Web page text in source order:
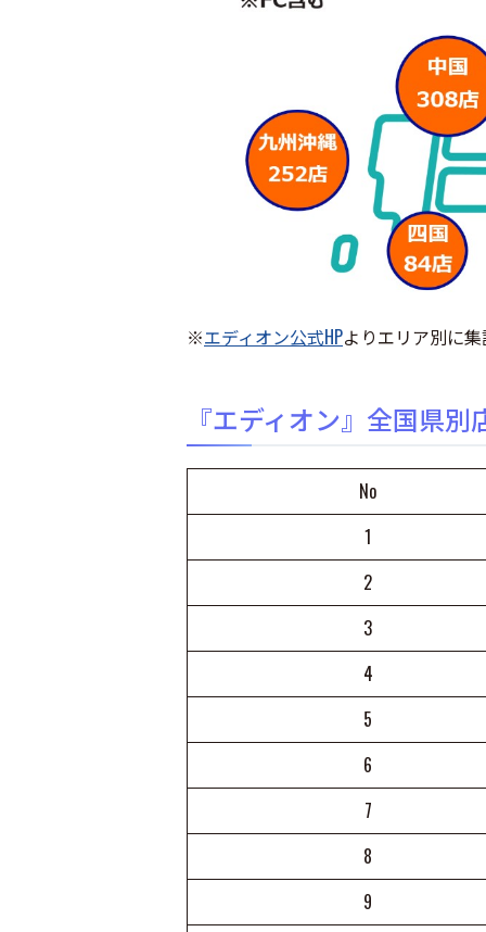
※エディオン公式HPよりエリア別に
『エディオン』全国県別
No
1
2
3
4
5
6
7
8
9